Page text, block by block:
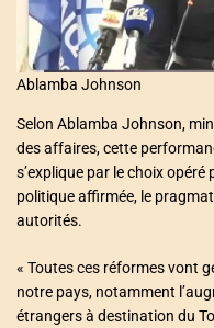
Ablamba Johnson
Selon Ablamba Johnson,
des affaires, cette
s’explique par le choix
politique affirmée, le
autorités.
« Toutes ces réformes vont
notre pays, notamment
étrangers à destination du